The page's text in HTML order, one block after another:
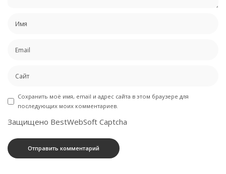
Сохранить моё имя, email и адрес сайта в этом браузере для
последующих моих комментариев.
Защищено BestWebSoft Captcha